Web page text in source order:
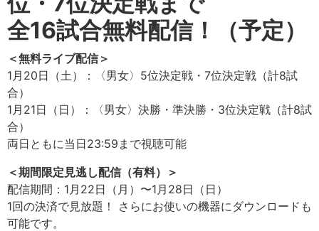
全16試合無料配信！（予定）
＜無料ライブ配信＞
1月20日（土）：〈男女〉5位決定戦・7位決定戦（計8試
合）
1月21日（日）：〈男女〉決勝・準決勝・3位決定戦（計8試
合）
両日ともに当日23:59まで視聴可能
＜期間限定見逃し配信（有料）＞
配信期間：1月22日（月）〜1月28日（日）
1回の決済で見放題！ さらにお使いの機器にダウンロードも
可能です。